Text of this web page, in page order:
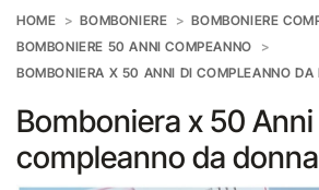
HOME BOMBONIERE
BOMBONIERE
BOMBONIERE 50 ANNI COMPEANNO
BOMBONIERA X 50 ANNI DI COMPLEANNO DA
Bomboniera x 50 Anni
compleanno da donna